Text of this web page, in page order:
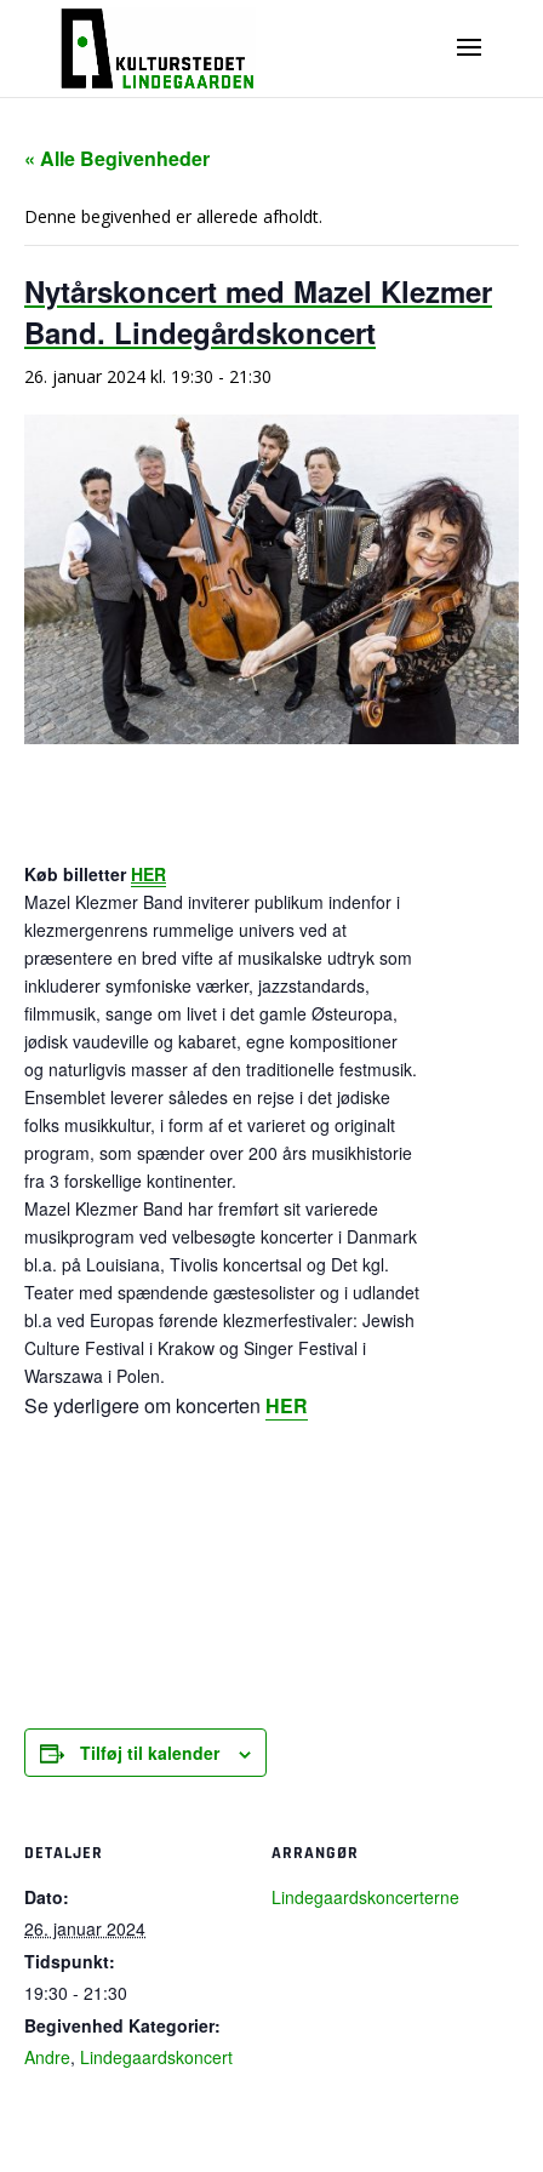
« Alle Begivenheder
Denne begivenhed er allerede afholdt.
Nytårskoncert med Mazel Klezmer
Band. Lindegårdskoncert
26. januar 2024 kl. 19:30 - 21:30
​Køb billetter HER
Mazel Klezmer Band inviterer publikum indenfor i
klezmergenrens rummelige univers ved at
præsentere en bred vifte af musikalske udtryk som
inkluderer symfoniske værker, jazzstandards,
filmmusik, sange om livet i det gamle Østeuropa,
jødisk vaudeville og kabaret, egne kompositioner
og naturligvis masser af den traditionelle festmusik.
Ensemblet leverer således en rejse i det jødiske
folks musikkultur, i form af et varieret og originalt
program, som spænder over 200 års musikhistorie
fra 3 forskellige kontinenter.
Mazel Klezmer Band har fremført sit varierede
musikprogram ved velbesøgte koncerter i Danmark
bl.a. på Louisiana, Tivolis koncertsal og Det kgl.
Teater med spændende gæstesolister og i udlandet
bl.a ved Europas førende klezmerfestivaler: Jewish
Culture Festival i Krakow og Singer Festival i
Warszawa i Polen.
​Se yderligere om koncerten HER
Tilføj til kalender
DETALJER
Dato:
26. januar 2024
Tidspunkt:
19:30 - 21:30
Begivenhed Kategorier:
Andre, Lindegaardskoncert
ARRANGØR
Lindegaardskoncerterne